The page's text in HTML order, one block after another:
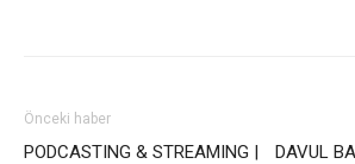
Önceki haber
PODCASTING & STREAMING |
DAVUL